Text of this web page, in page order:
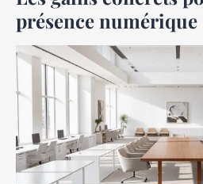
présence numérique